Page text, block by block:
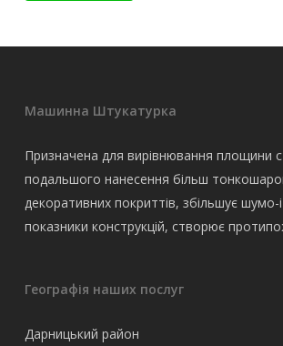
Машинна Штукатурка
Призначена для вирівнювання площини
подальшого нанесення більш
декоративних покриттів, збільшує шумо-і
показники конструкцій, створює
Географія наших послуг
Дарницький район